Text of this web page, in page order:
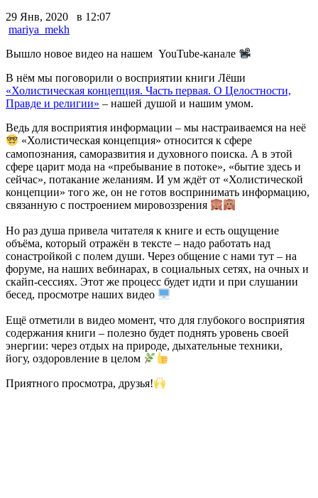
29 Янв, 2020 в 12:07
mariya_mekh
Вышло новое видео на нашем YouTube-канале
В нём мы поговорили о восприятии книги Лёши
«Холистическая концепция. Часть первая. О Целостности,
Правде и религии» – нашей душой и нашим умом.
Ведь для восприятия информации – мы настраиваемся на неё
«Холистическая концепция» относится к сфере
самопознания, саморазвития и духовного поиска. А в этой
сфере царит мода на «пребывание в потоке», «бытие здесь и
сейчас», потакание желаниям. И ум ждёт от «Холистической
концепции» того же, он не готов воспринимать информацию,
связанную с построением мировоззрения
Но раз душа привела читателя к книге и есть ощущение
объёма, который отражён в тексте – надо работать над
сонастройкой с полем души. Через общение с нами тут – на
форуме, на наших вебинарах, в социальных сетях, на очных и
скайп-сессиях. Этот же процесс будет идти и при слушании
бесед, просмотре наших видео
Ещё отметили в видео момент, что для глубокого восприятия
содержания книги – полезно будет поднять уровень своей
энергии: через отдых на природе, дыхательные техники,
йогу, оздоровление в целом
Приятного просмотра, друзья!